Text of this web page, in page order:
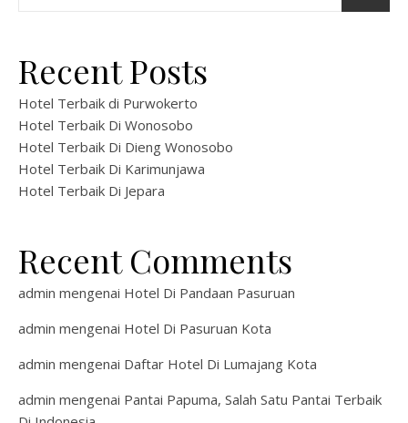
Recent Posts
Hotel Terbaik di Purwokerto
Hotel Terbaik Di Wonosobo
Hotel Terbaik Di Dieng Wonosobo
Hotel Terbaik Di Karimunjawa
Hotel Terbaik Di Jepara
Recent Comments
admin mengenai Hotel Di Pandaan Pasuruan
admin mengenai Hotel Di Pasuruan Kota
admin mengenai Daftar Hotel Di Lumajang Kota
admin mengenai Pantai Papuma, Salah Satu Pantai Terbaik